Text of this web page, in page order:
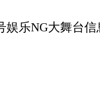
娱乐NG大舞台信